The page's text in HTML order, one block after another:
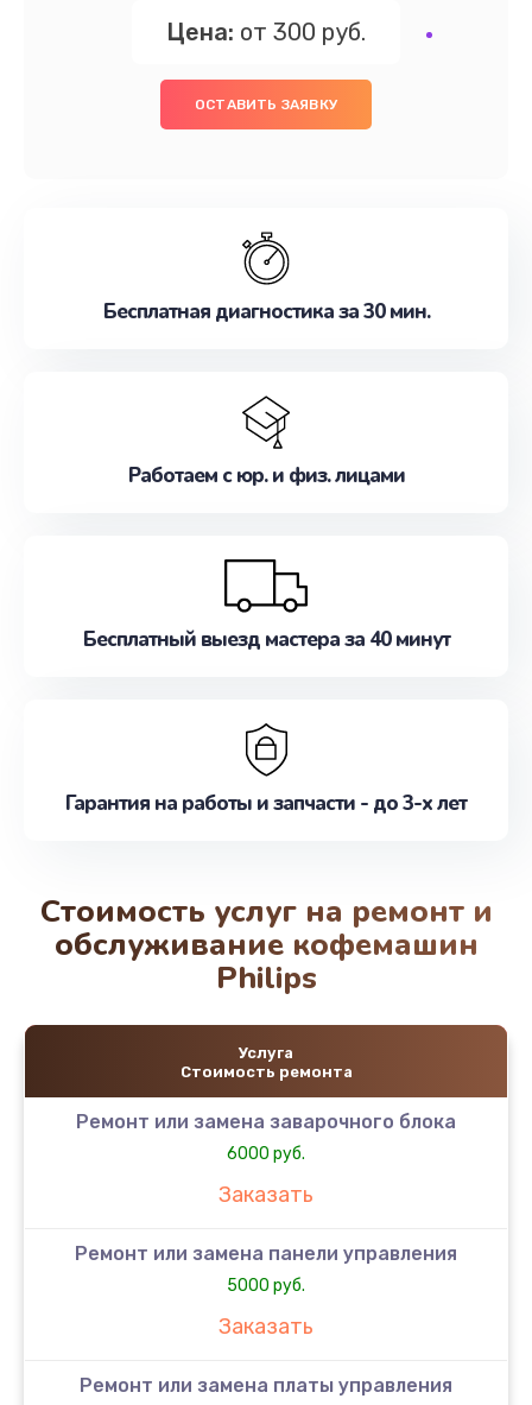
Цена: от 300 руб.
ОСТАВИТЬ ЗАЯВКУ
Бесплатная диагностика за 30 мин.
Работаем с юр. и физ. лицами
Бесплатный выезд мастера за 40 минут
Гарантия на работы и запчасти - до 3-х лет
Стоимость услуг на ремонт и
обслуживание кофемашин
Philips
Услуга
Стоимость ремонта
Ремонт или замена заварочного блока
6000 руб.
Заказать
Ремонт или замена панели управления
5000 руб.
Заказать
Ремонт или замена платы управления